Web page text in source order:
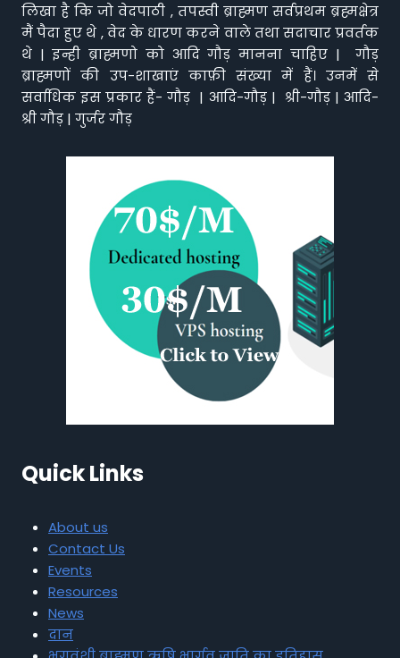
लिखा है कि जो वेदपाठी , तपस्वी ब्राह्मण सर्वप्रथम ब्रह्मक्षेत्र
मैं पैदा हुए थे , वेद के धारण करने वाले तथा सदाचार प्रवर्तक
थे | इन्ही ब्राह्मणो को आदि गौड़ मानना चाहिए | गौड़
ब्राह्मणों की उप-शाखाएं काफ़ी संख्या में हैं। उनमें से
सर्वाधिक इस प्रकार हैं- गौड़ | आदि-गौड़ | श्री-गौड़ | आदि-
श्री गौड़ | गुर्जर गौड़
Quick Links
About us
Contact Us
Events
Resources
News
दान